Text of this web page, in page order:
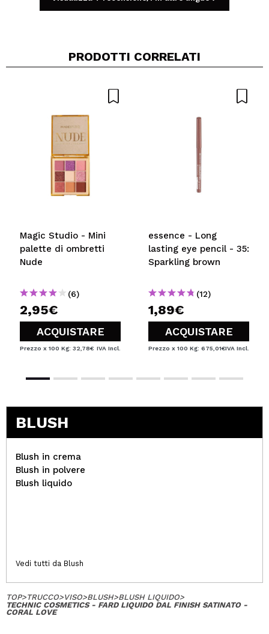
Condividi un video o una foto
PRODOTTI CORRELATI
Magic Studio - Mini
palette di ombretti
Nude
(6)
2,95€
ACQUISTARE
Prezzo x 100 Kg: 32,78€ IVA Incl.
essence - Long
lasting eye pencil - 35:
Sparkling brown
(12)
1,89€
ACQUISTARE
Prezzo x 100 Kg: 675,01€IVA Incl.
BLUSH
Blush in crema
Blush in polvere
Blush liquido
Vedi tutti da Blush
TOP>TRUCCO>VISO>BLUSH>BLUSH LIQUIDO>
TECHNIC COSMETICS - FARD LIQUIDO DAL FINISH SATINATO -
CORAL LOVE